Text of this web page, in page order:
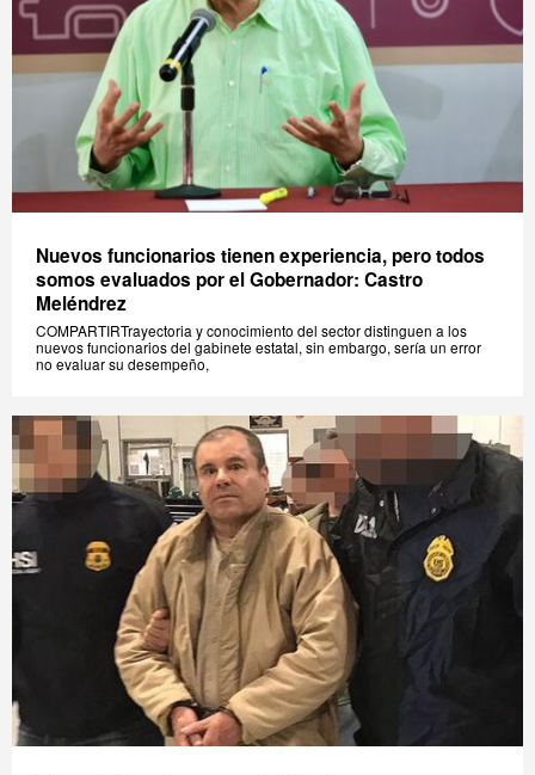
Nuevos funcionarios tienen experiencia, pero todos
somos evaluados por el Gobernador: Castro
Meléndrez
COMPARTIRTrayectoria y conocimiento del sector distinguen a los
nuevos funcionarios del gabinete estatal, sin embargo, sería un error
no evaluar su desempeño,